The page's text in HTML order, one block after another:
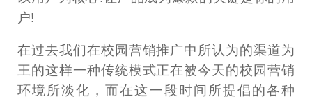
户!
在过去我们在校园营销推广中所认为的渠道为
王的这样一种传统模式正在被今天的校园营销
环境所淡化，而在这一段时间所提倡的各种